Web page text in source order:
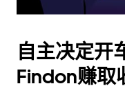
闭
日
历。
自主决定开
Findon赚取